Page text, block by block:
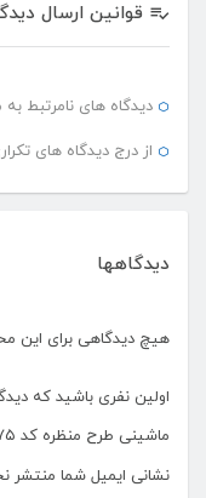
قوانین ارسال
دیدگاه های نامرتبط
از درج دیدگاه های
دیدگاهها
هیچ دیدگاهی برای این
اولین نفری باشید که
ماشینی طرح منظره کد ۷۵”
نشانی ایمیل شما منتشر